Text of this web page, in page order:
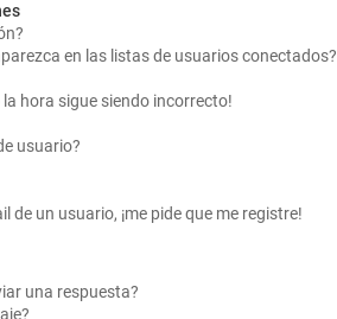
en las listas de usuarios conectados?
hora sigue siendo incorrecto!
usuario?
de un usuario, ¡me pide que me registre!
una respuesta?